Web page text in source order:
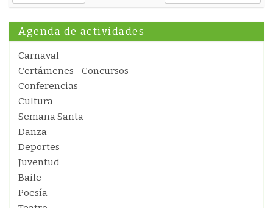
Agenda de actividades
Carnaval
Certámenes - Concursos
Conferencias
Cultura
Semana Santa
Danza
Deportes
Juventud
Baile
Poesía